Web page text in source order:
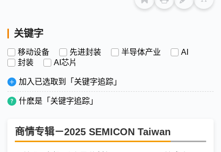
关键字
移动设备 先进封装 半导体产业
AI
封装
AI芯片
加入已选取到「关键字追踪」
什麽是「关键字追踪」
商情专辑－2025 SEMICON Taiwan